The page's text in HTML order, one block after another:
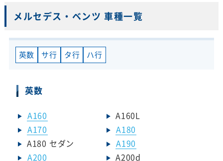
メルセデス・ベンツ 車種一覧
英数 サ行 タ行 ハ行
英数
A160
A160L
A170
A180
A180 セダン
A190
A200
A200d